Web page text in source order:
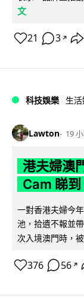
文
21 3 ↗
科技娛樂 生
Lawton 19
港夫婦澳
Cam 睇
一對香港夫婦今
池，拾遺不報並
次入境澳門時，
376 56 ↗